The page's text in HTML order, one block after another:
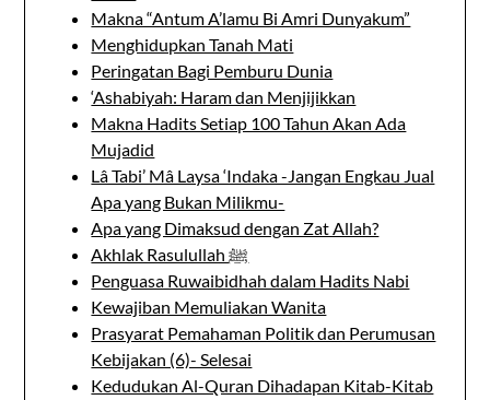
Makna “Antum A’lamu Bi Amri Dunyakum”
Menghidupkan Tanah Mati
Peringatan Bagi Pemburu Dunia
‘Ashabiyah: Haram dan Menjijikkan
Makna Hadits Setiap 100 Tahun Akan Ada
Mujadid
Lâ Tabi’ Mâ Laysa ‘Indaka -Jangan Engkau Jual
Apa yang Bukan Milikmu-
Apa yang Dimaksud dengan Zat Allah?
Akhlak Rasulullah ﷺ
Penguasa Ruwaibidhah dalam Hadits Nabi
Kewajiban Memuliakan Wanita
Prasyarat Pemahaman Politik dan Perumusan
Kebijakan (6)- Selesai
Kedudukan Al-Quran Dihadapan Kitab-Kitab